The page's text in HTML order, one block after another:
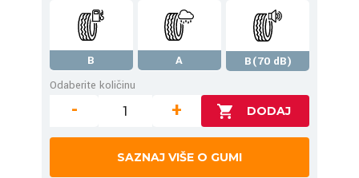
B A
B(70 dB)
Odaberite količinu
- +
SAZNAJ VIŠE O GUMI